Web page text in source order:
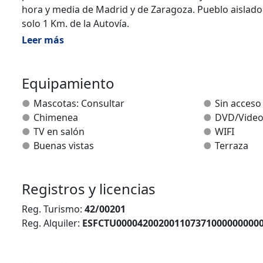
hora y media de Madrid y de Zaragoza. Pueblo
solo 1 Km. de la Autovía.
10 plazas + 2 camas supletorias.
Casa amplia y espaciosa de 300 m2. Consta de
juegos con sofá-cama de 1,40 y Terraza-mirador. 2
cama de 1,50 + cama supletoria, 1 Habitación doble,
Leer más
Equipamiento
Mascotas: Consultar Sin
Chimenea
DVD/Video
TV en salón
WIFI
Buenas vistas
Terraza
Registros y licencias
Reg. Turismo: 42/00201
Reg. Alquiler: